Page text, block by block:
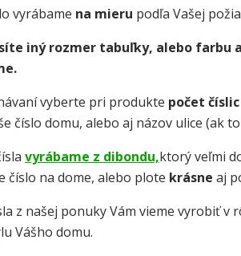
vyrábame na mieru podľa Vašej
iný rozmer tabuľky, alebo farbu
vyberte pri produkte počet
číslo domu, alebo aj názov ulice (ak
vyrábame z dibondu,ktorý veľmi
číslo na dome, alebo plote krásne aj
z našej ponuky Vám vieme vyrobiť v
Vášho domu.